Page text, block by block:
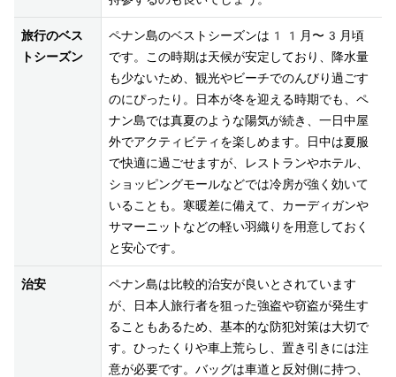
旅行のベス
トシーズン
ペナン島のベストシーズンは11月〜3月頃
です。この時期は天候が安定しており、降水量
も少ないため、観光やビーチでのんびり過ごす
のにぴったり。日本が冬を迎える時期でも、ペ
ナン島では真夏のような陽気が続き、一日中屋
外でアクティビティを楽しめます。日中は夏服
で快適に過ごせますが、レストランやホテル、
ショッピングモールなどでは冷房が強く効いて
いることも。寒暖差に備えて、カーディガンや
サマーニットなどの軽い羽織りを用意しておく
と安心です。
治安
ペナン島は比較的治安が良いとされています
が、日本人旅行者を狙った強盗や窃盗が発生す
ることもあるため、基本的な防犯対策は大切で
す。ひったくりや車上荒らし、置き引きには注
意が必要です。バッグは車道と反対側に持つ、